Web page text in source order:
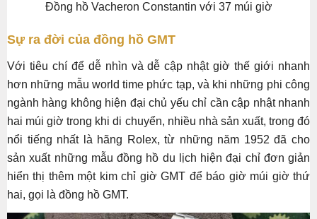
Đồng hồ Vacheron Constantin với 37 múi giờ
Sự ra đời của đồng hồ GMT
Với tiêu chí để dễ nhìn và dễ cập nhật giờ thế giới nhanh
hơn những mẫu world time phức tạp, và khi những phi công
ngành hàng không hiện đại chủ yếu chỉ cần cập nhật nhanh
hai múi giờ trong khi di chuyển, nhiều nhà sản xuất, trong đó
nổi tiếng nhất là hãng Rolex, từ những năm 1952 đã cho
sản xuất những mẫu đồng hồ du lịch hiện đại chỉ đơn giản
hiển thị thêm một kim chỉ giờ GMT để báo giờ múi giờ thứ
hai, gọi là đồng hồ GMT.